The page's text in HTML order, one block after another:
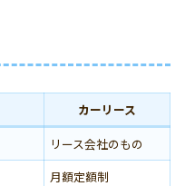
カーリース
リース会社のもの
月額定額制